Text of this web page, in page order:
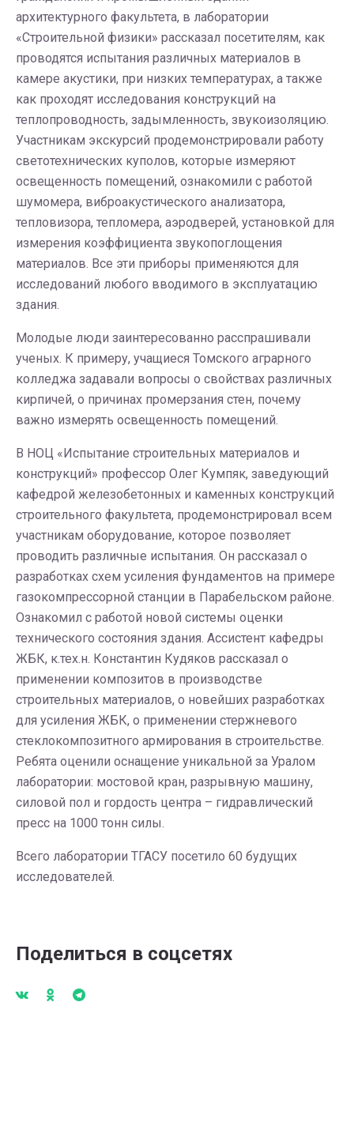
архитектурного факультета, в лаборатории
«Строительной физики» рассказал посетителям, как
проводятся испытания различных материалов в
камере акустики, при низких температурах, а также
как проходят исследования конструкций на
теплопроводность, задымленность, звукоизоляцию.
Участникам экскурсий продемонстрировали работу
светотехнических куполов, которые измеряют
освещенность помещений, ознакомили с работой
шумомера, виброакустического анализатора,
тепловизора, тепломера, аэродверей, установкой для
измерения коэффициента звукопоглощения
материалов. Все эти приборы применяются для
исследований любого вводимого в эксплуатацию
здания.
Молодые люди заинтересованно расспрашивали
ученых. К примеру, учащиеся Томского аграрного
колледжа задавали вопросы о свойствах различных
кирпичей, о причинах промерзания стен, почему
важно измерять освещенность помещений.
В НОЦ «Испытание строительных материалов и
конструкций» профессор Олег Кумпяк, заведующий
кафедрой железобетонных и каменных конструкций
строительного факультета, продемонстрировал всем
участникам оборудование, которое позволяет
проводить различные испытания. Он рассказал о
разработках схем усиления фундаментов на примере
газокомпрессорной станции в Парабельском районе.
Ознакомил с работой новой системы оценки
технического состояния здания. Ассистент кафедры
ЖБК, к.тех.н. Константин Кудяков рассказал о
применении композитов в производстве
строительных материалов, о новейших разработках
для усиления ЖБК, о применении стержневого
стеклокомпозитного армирования в строительстве.
Ребята оценили оснащение уникальной за Уралом
лаборатории: мостовой кран, разрывную машину,
силовой пол и гордость центра – гидравлический
пресс на 1000 тонн силы.
Всего лаборатории ТГАСУ посетило 60 будущих
исследователей.
Поделиться в соцсетях